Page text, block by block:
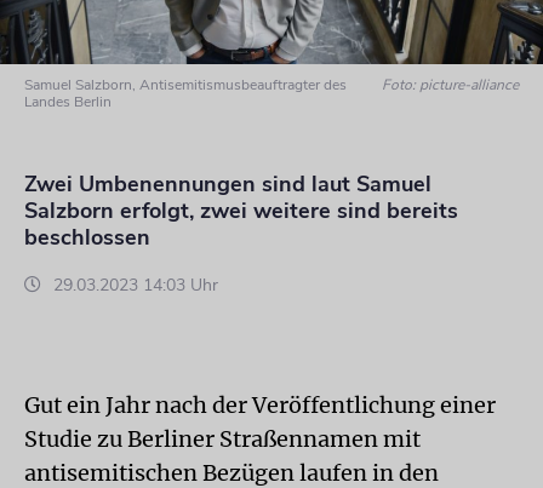
Samuel Salzborn, Antisemitismusbeauftragter des
Landes Berlin
Foto: picture-alliance
Zwei Umbenennungen sind laut Samuel
Salzborn erfolgt, zwei weitere sind bereits
beschlossen
29.03.2023 14:03 Uhr
Gut ein Jahr nach der Veröffentlichung einer
Studie zu Berliner Straßennamen mit
antisemitischen Bezügen laufen in den